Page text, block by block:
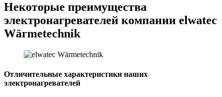
Некоторые преимущества
электронагревателей компании elwatec
Wärmetechnik
Отличительные характеристики наших
электронагревателей